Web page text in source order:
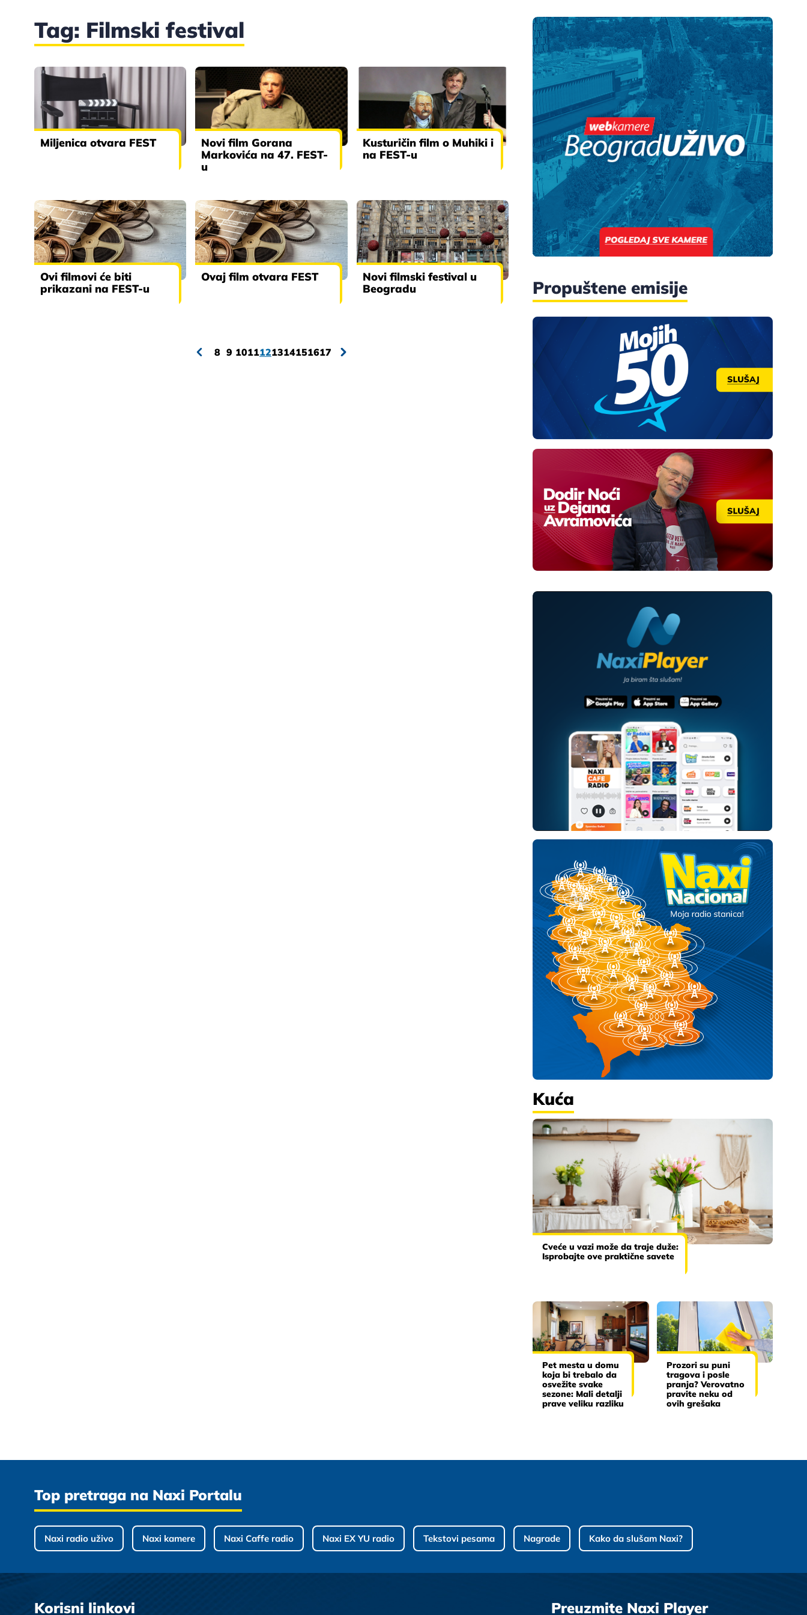
Tag: Filmski festival
Miljenica otvara FEST
Novi film Gorana
Markovića na 47. FEST-
u
Kusturičin film o Muhiki i
na FEST-u
Ovi filmovi će biti
prikazani na FEST-u
Ovaj film otvara FEST
Novi filmski festival u
Beogradu
8 9 1011121314151617
Propuštene emisije
Kuća
Cveće u vazi može da traje duže:
Isprobajte ove praktične savete
Pet mesta u domu
koja bi trebalo da
osvežite svake
sezone: Mali detalji
prave veliku razliku
Prozori su puni
tragova i posle
pranja? Verovatno
pravite neku od
ovih grešaka
Top pretraga na Naxi Portalu
Naxi radio uživo Naxi kamere Naxi Caffe radio Naxi EX YU radio Tekstovi pesama Nagrade Kako da slušam Naxi?
Korisni linkovi Preuzmite Naxi Player